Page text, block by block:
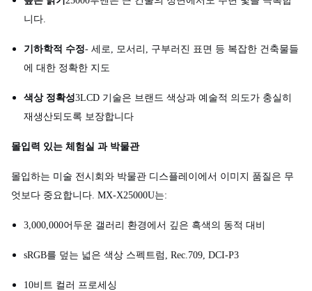
니다.
기하학적 수정- 세로, 모서리, 구부러진 표면 등 복잡한 건축물들
에 대한 정확한 지도
색상 정확성3LCD 기술은 브랜드 색상과 예술적 의도가 충실히
재생산되도록 보장합니다
몰입력 있는 체험실 과 박물관
몰입하는 미술 전시회와 박물관 디스플레이에서 이미지 품질은 무
엇보다 중요합니다. MX-X25000U는:
3,000,000어두운 갤러리 환경에서 깊은 흑색의 동적 대비
sRGB를 덮는 넓은 색상 스펙트럼, Rec.709, DCI-P3
10비트 컬러 프로세싱